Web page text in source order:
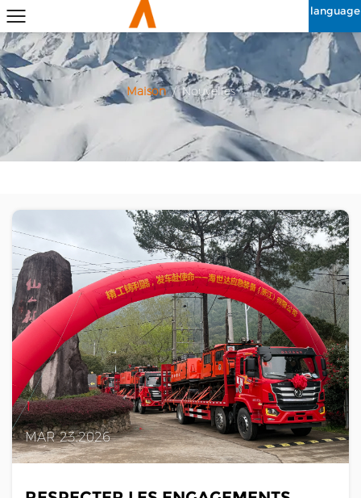
language
Maison / Nouvelles
MAR 23,2026